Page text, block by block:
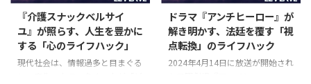
り、より賢く立ち振る舞うための
工夫
『介護スナックベルサイ
ユ』が照らす、人生を豊かに
する「心のライフハック」
現代社会は、情報過多と目まぐる
ドラマ『アンチヒーロー』が
解き明かす、法廷を覆す「視
点転換」のライフハック
2024年4月14日に放送が開始され